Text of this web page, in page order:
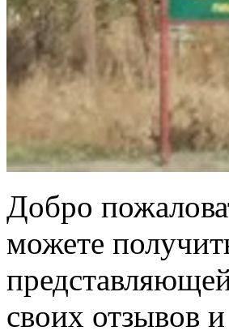
Добро
можете
своих отзывов